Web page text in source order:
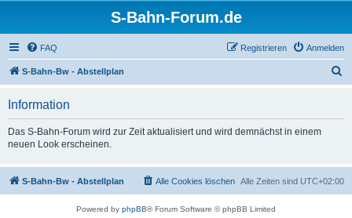
S-Bahn-Forum.de
FAQ Anmelden
Registrieren
S-Bahn-Bw - Abstellplan
Information
Das S-Bahn-Forum wird zur Zeit aktualisiert und wird demnächst in einem
neuen Look erscheinen.
S-Bahn-Bw - Abstellplan Alle Zeiten sind UTC+02:00
Alle Cookies löschen
Powered by phpBB® Forum Software © phpBB Limited